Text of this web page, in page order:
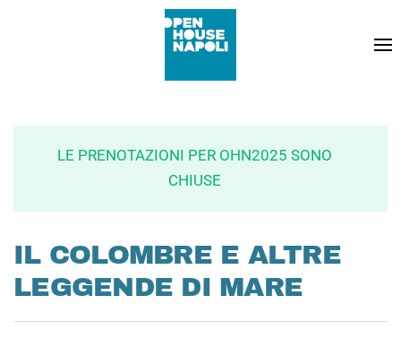
LE PRENOTAZIONI PER OHN2025 SONO
CHIUSE
IL COLOMBRE E ALTRE
LEGGENDE DI MARE